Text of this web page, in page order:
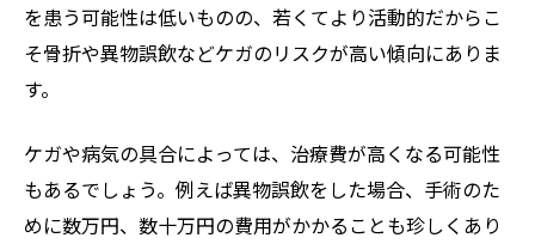
を患う可能性は低いものの、若くてより活動的だからこ
そ骨折や異物誤飲などケガのリスクが高い傾向にありま
す。
ケガや病気の具合によっては、治療費が高くなる可能性
もあるでしょう。例えば異物誤飲をした場合、手術のた
めに数万円、数十万円の費用がかかることも珍しくあり